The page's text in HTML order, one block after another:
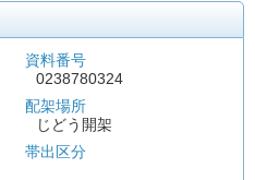
資料番号
0238780324
配架場所
じどう開架
帯出区分